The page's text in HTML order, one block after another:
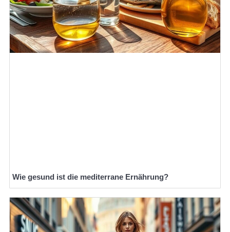
Wie gesund ist die mediterrane Ernährung?